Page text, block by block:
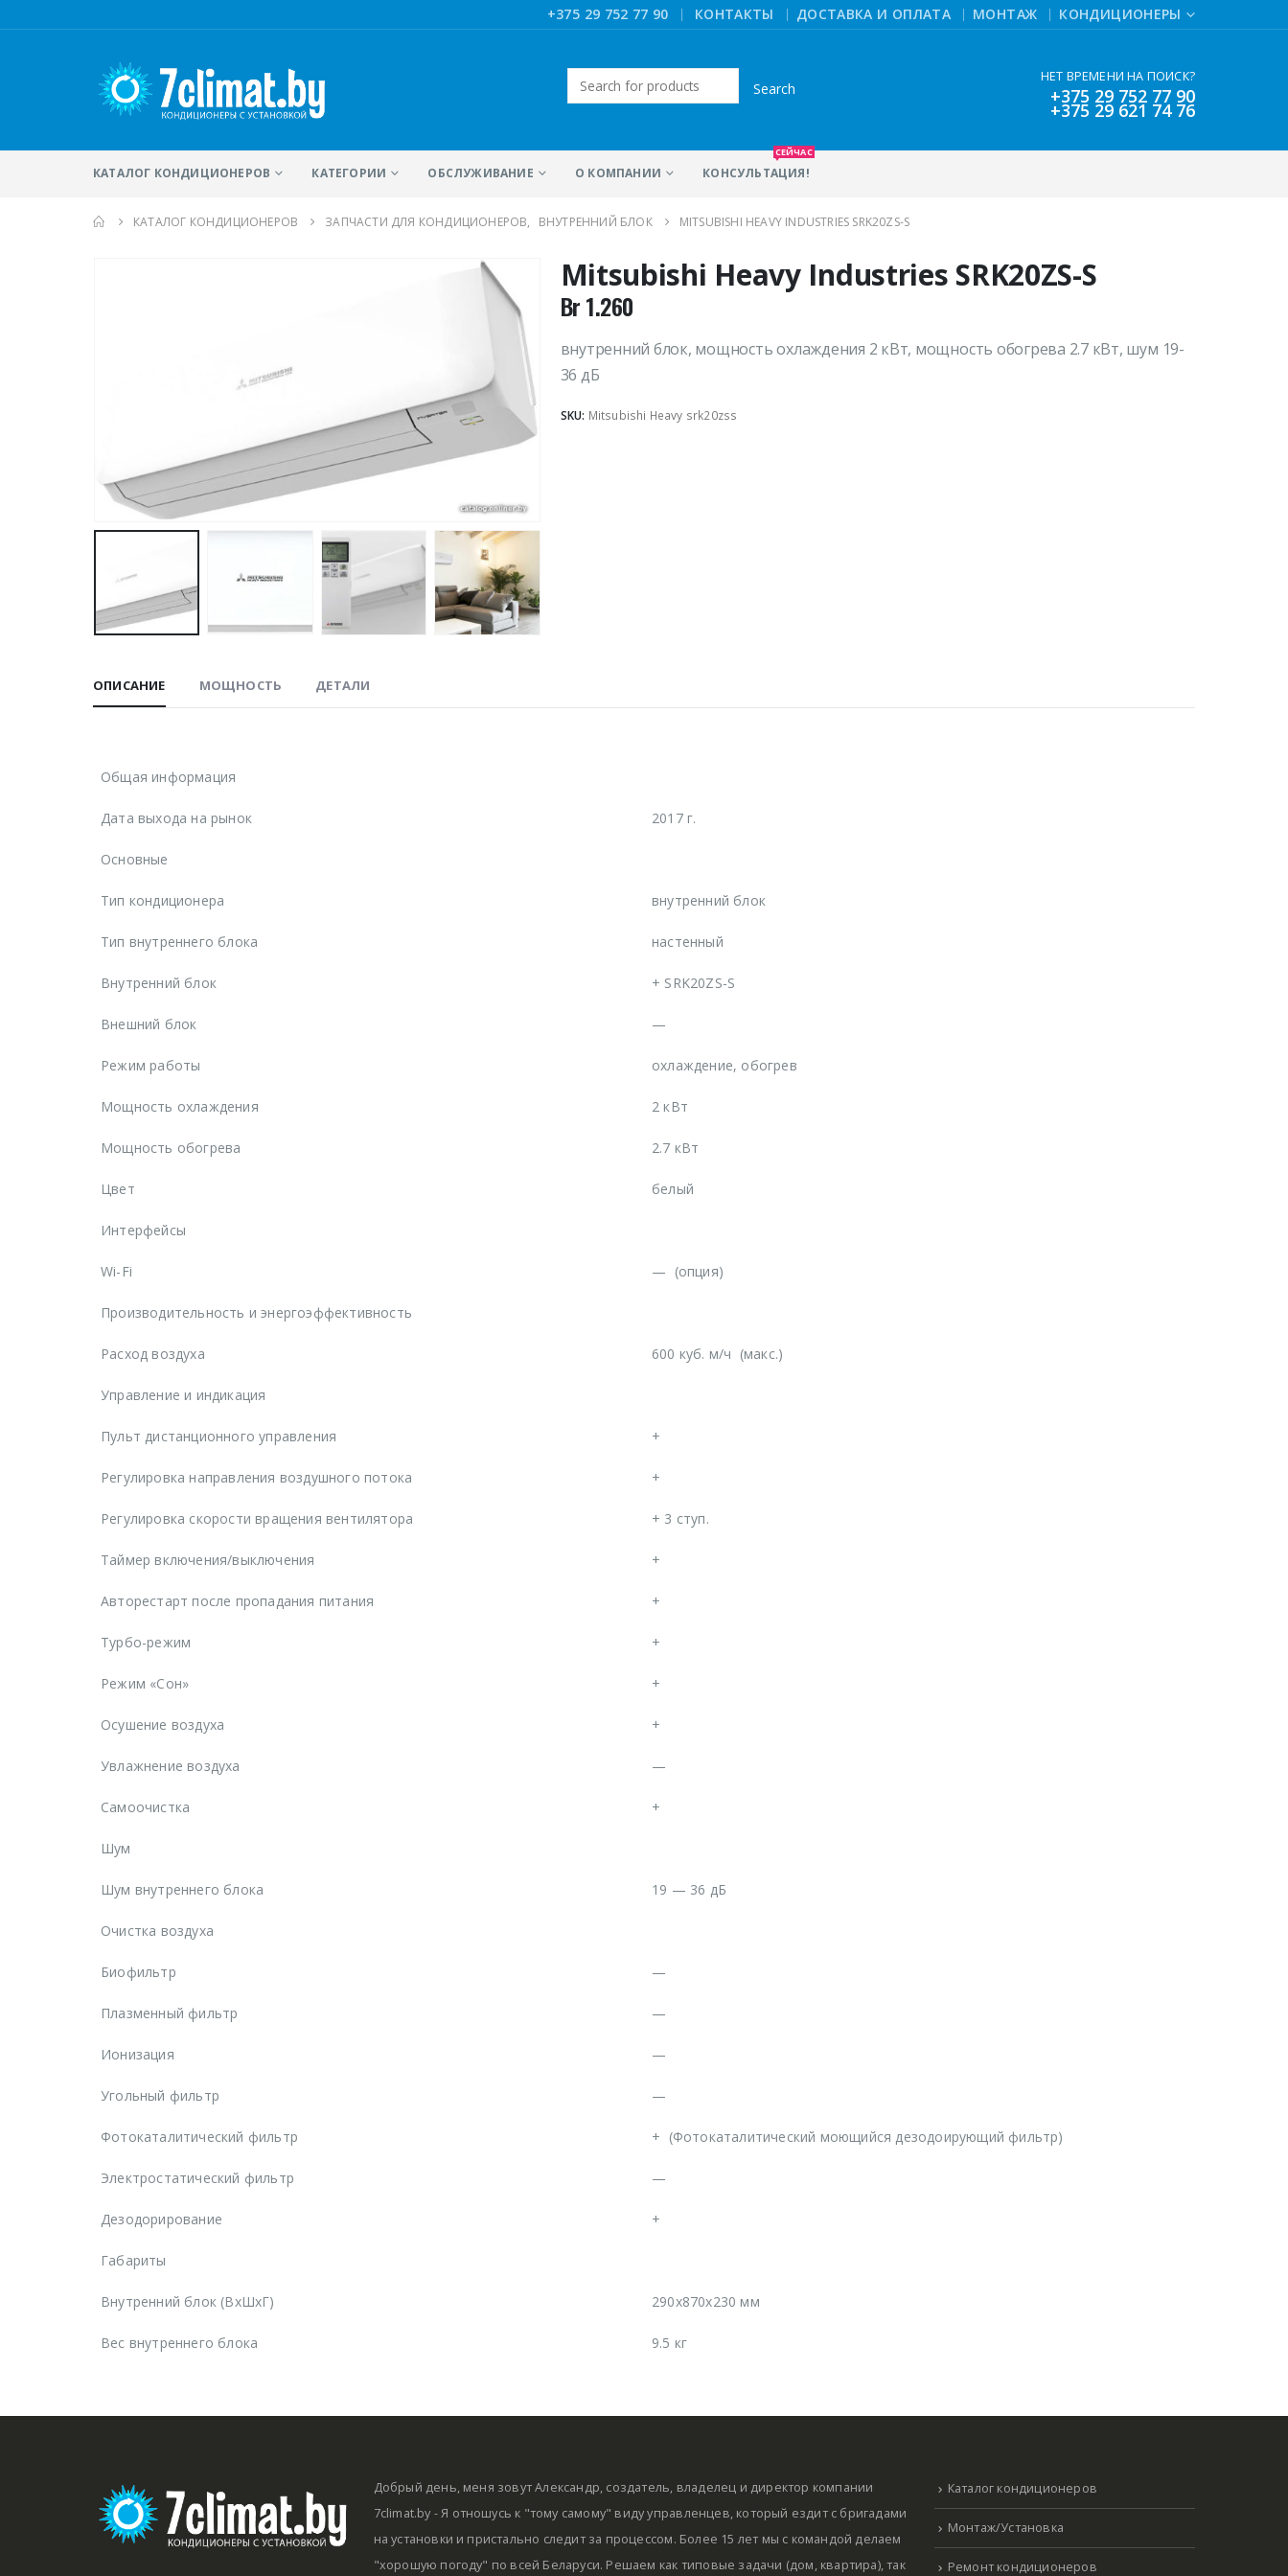
+375 29 752 77 90 | КОНТАКТЫ ДОСТАВКА И ОПЛАТА МОНТАЖ КОНДИЦИОНЕРЫ
Искать: НЕТ ВРЕМЕНИ НА ПОИСК?
+375 29 752 77 90
+375 29 621 74 76
КАТАЛОГ КОНДИЦИОНЕРОВ КАТЕГОРИИ ОБСЛУЖИВАНИЕ О КОМПАНИИ КОНСУЛЬТАЦИЯ!
СЕЙЧАС
КАТАЛОГ КОНДИЦИОНЕРОВ ЗАПЧАСТИ ДЛЯ КОНДИЦИОНЕРОВ, ВНУТРЕННИЙ БЛОК MITSUBISHI HEAVY INDUSTRIES SRK20ZS-S
Mitsubishi Heavy Industries SRK20ZS-S
Br1.260
внутренний блок, мощность охлаждения 2 кВт, мощность обогрева 2.7 кВт, шум 19-
36 дБ
SKU: Mitsubishi Heavy srk20zss
ОПИСАНИЕ МОЩНОСТЬ ДЕТАЛИ
Общая информация
Дата выхода на рынок 2017 г.
Основные
Тип кондиционера внутренний блок
Тип внутреннего блока настенный
Внутренний блок + SRK20ZS-S
Внешний блок —
Режим работы охлаждение, обогрев
Мощность охлаждения 2 кВт
Мощность обогрева 2.7 кВт
Цвет белый
Интерфейсы
Wi-Fi — (опция)
Производительность и энергоэффективность
Расход воздуха 600 куб. м/ч (макс.)
Управление и индикация
Пульт дистанционного управления +
Регулировка направления воздушного потока +
Регулировка скорости вращения вентилятора + 3 ступ.
Таймер включения/выключения +
Авторестарт после пропадания питания +
Турбо-режим +
Режим «Сон» +
Осушение воздуха +
Увлажнение воздуха —
Самоочистка +
Шум
Шум внутреннего блока 19 — 36 дБ
Очистка воздуха
Биофильтр —
Плазменный фильтр —
Ионизация —
Угольный фильтр —
Фотокаталитический фильтр + (Фотокаталитический моющийся дезодоирующий фильтр)
Электростатический фильтр —
Дезодорирование +
Габариты
Внутренний блок (ВхШхГ) 290x870x230 мм
Вес внутреннего блока 9.5 кг
Добрый день, меня зовут Александр, создатель, владелец и директор компании
7climat.by - Я отношусь к "тому самому" виду управленцев, который ездит с бригадами
на установки и пристально следит за процессом. Более 15 лет мы с командой делаем
"хорошую погоду" по всей Беларуси. Решаем как типовые задачи (дом, квартира), так
Каталог кондиционеров
Монтаж/Установка
Ремонт кондиционеров